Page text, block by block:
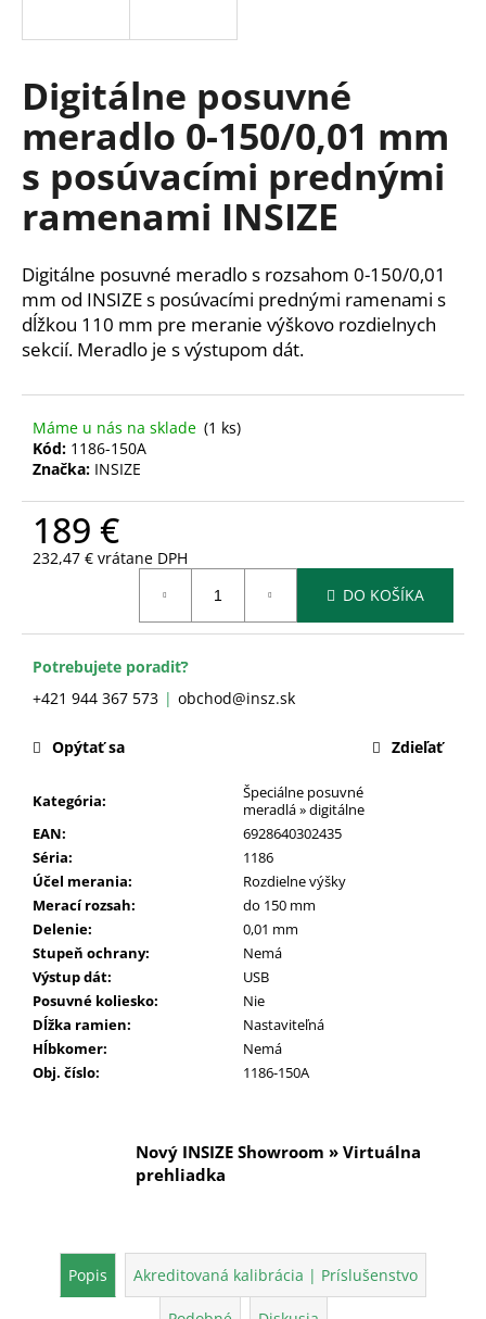
Digitálne posuvné
meradlo 0-150/0,01 mm
s posúvacími prednými
ramenami INSIZE
Digitálne posuvné meradlo s rozsahom 0-150/0,01
mm od INSIZE s posúvacími prednými ramenami s
dĺžkou 110 mm pre meranie výškovo rozdielnych
sekcií. Meradlo je s výstupom dát.
Máme u nás na sklade (1 ks)
Kód: 1186-150A
Značka: INSIZE
189 €
232,47 € vrátane DPH
DO KOŠÍKA
Potrebujete poradiť?
+421 944 367 573
obchod@insz.sk
Kategória:
Špeciálne posuvné
meradlá » digitálne
EAN:
6928640302435
Séria:
1186
Účel merania:
Rozdielne výšky
Merací rozsah:
do 150 mm
Delenie:
0,01 mm
Stupeň ochrany:
Nemá
Výstup dát:
USB
Posuvné koliesko:
Nie
Dĺžka ramien:
Nastaviteľná
Hĺbkomer:
Nemá
Obj. číslo: 1186-150A
Opýtať sa Zdieľať
Nový INSIZE Showroom » Virtuálna
prehliadka
Popis Akreditovaná kalibrácia | Príslušenstvo
s
ť
?
O
p
o
ú
m
e